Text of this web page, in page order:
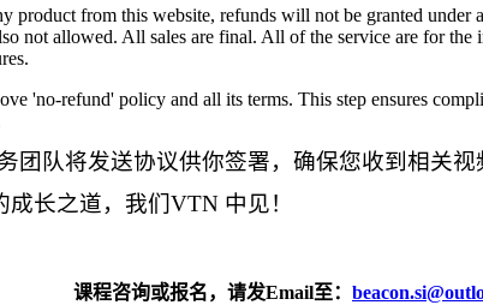
from this website, refunds will not be granted
not allowed. All sales are final. All of the service are for
'no-refund' policy and all its terms. This step ensures
团队将发送协议供你签署，确保您收到相关
长之道，我们VTN 中见！
课程咨询或报名，请发Email至：